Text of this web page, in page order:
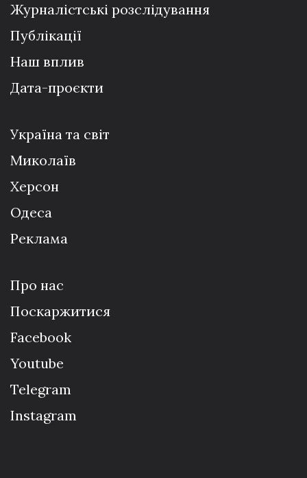
Журналістські розслідування
Публікації
Наш вплив
Дата-проєкти
Україна та світ
Миколаїв
Херсон
Одеса
Реклама
Про нас
Поскаржитися
Facebook
Youtube
Telegram
Instagram